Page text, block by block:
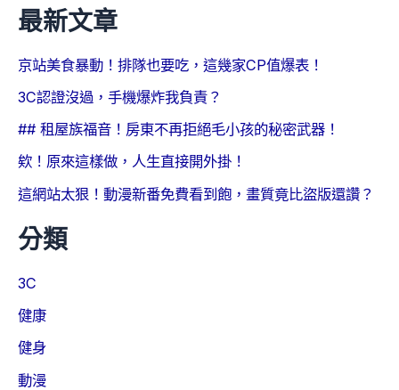
最新文章
京站美食暴動！排隊也要吃，這幾家CP值爆表！
3C認證沒過，手機爆炸我負責？
## 租屋族福音！房東不再拒絕毛小孩的秘密武器！
欸！原來這樣做，人生直接開外掛！
這網站太狠！動漫新番免費看到飽，畫質竟比盜版還讚？
分類
3C
健康
健身
動漫